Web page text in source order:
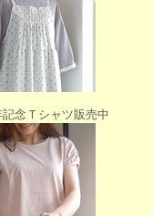
念Ｔシャツ販売中